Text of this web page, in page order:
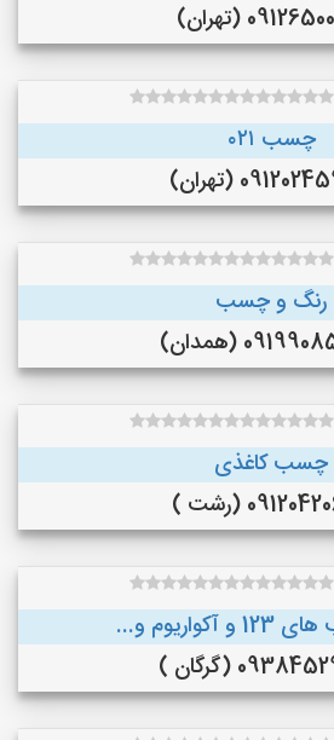
(تهران)
چسب ۰۲۱
(تهران)
رنگ و چسب
(همدان)
چسب کاغذی
(رشت )
و...
(گرگان )